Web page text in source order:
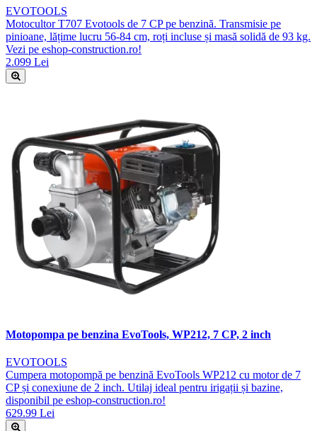
EVOTOOLS
Motocultor T707 Evotools de 7 CP pe benzină. Transmisie pe
pinioane, lățime lucru 56-84 cm, roți incluse și masă solidă de 93 kg.
Vezi pe eshop-construction.ro!
2.099 Lei
Motopompa pe benzina EvoTools, WP212, 7 CP, 2 inch
EVOTOOLS
Cumpera motopompă pe benzină EvoTools WP212 cu motor de 7
CP și conexiune de 2 inch. Utilaj ideal pentru irigații și bazine,
disponibil pe eshop-construction.ro!
629.99 Lei